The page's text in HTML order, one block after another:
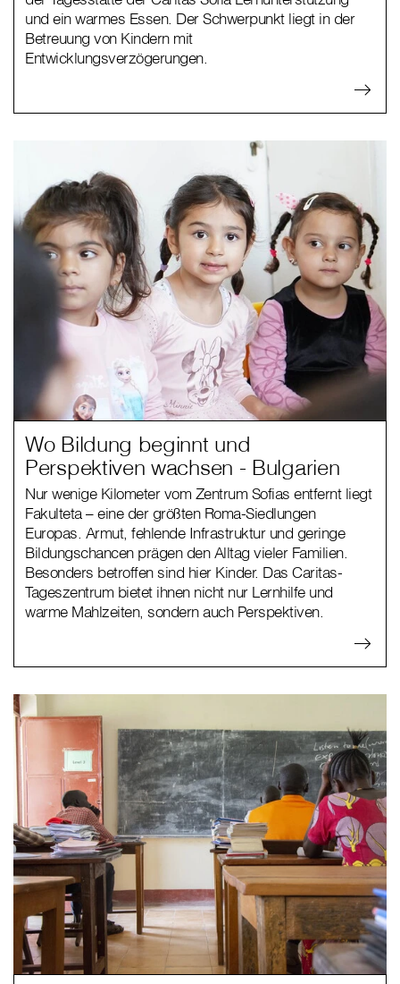
und ein warmes Essen. Der Schwerpunkt liegt in der
Betreuung von Kindern mit
Entwicklungsverzögerungen.
Wo Bildung beginnt und
Perspektiven wachsen - Bulgarien
Nur wenige Kilometer vom Zentrum Sofias entfernt liegt
Fakulteta – eine der größten Roma-Siedlungen
Europas. Armut, fehlende Infrastruktur und geringe
Bildungschancen prägen den Alltag vieler Familien.
Besonders betroffen sind hier Kinder. Das Caritas-
Tageszentrum bietet ihnen nicht nur Lernhilfe und
warme Mahlzeiten, sondern auch Perspektiven.